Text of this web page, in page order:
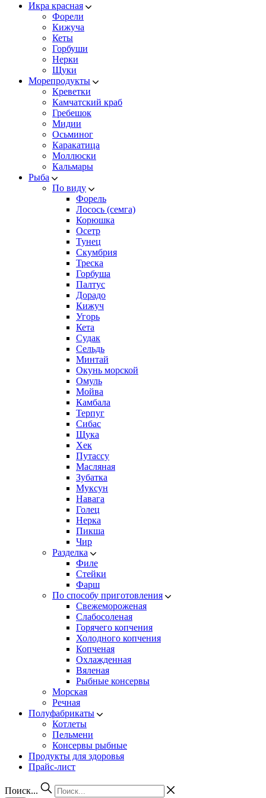
Икра красная
Форели
Кижуча
Кеты
Горбуши
Нерки
Щуки
Морепродукты
Креветки
Камчатский краб
Гребешок
Мидии
Осьминог
Каракатица
Моллюски
Кальмары
Рыба
По виду
Форель
Лосось (семга)
Корюшка
Осетр
Тунец
Скумбрия
Треска
Горбуша
Палтус
Дорадо
Кижуч
Угорь
Кета
Судак
Сельдь
Минтай
Окунь морской
Омуль
Мойва
Камбала
Терпуг
Сибас
Щука
Хек
Путассу
Масляная
Зубатка
Муксун
Навага
Голец
Нерка
Пикша
Чир
Разделка
Филе
Стейки
Фарш
По способу приготовления
Свежемороженая
Cлабосоленая
Горячего копчения
Холодного копчения
Копченая
Охлажденная
Вяленая
Рыбные консервы
Морская
Речная
Полуфабрикаты
Котлеты
Пельмени
Консервы рыбные
Продукты для здоровья
Прайс-лист
Поиск...